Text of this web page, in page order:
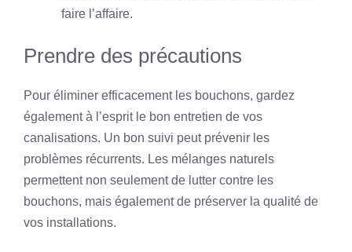
faire l’affaire.
Prendre des précautions
Pour éliminer efficacement les bouchons, gardez
également à l’esprit le bon entretien de vos
canalisations. Un bon suivi peut prévenir les
problèmes récurrents. Les mélanges naturels
permettent non seulement de lutter contre les
bouchons, mais également de préserver la qualité de
vos installations.